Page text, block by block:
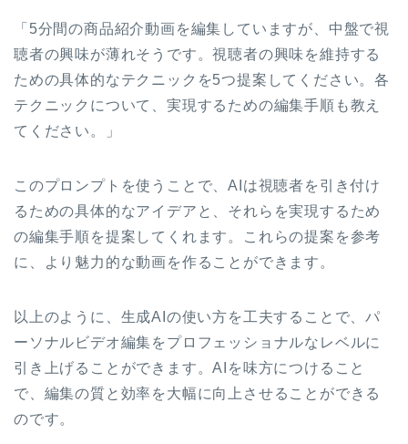
「5分間の商品紹介動画を編集していますが、中盤で視
聴者の興味が薄れそうです。視聴者の興味を維持する
ための具体的なテクニックを5つ提案してください。各
テクニックについて、実現するための編集手順も教え
てください。」
このプロンプトを使うことで、AIは視聴者を引き付け
るための具体的なアイデアと、それらを実現するため
の編集手順を提案してくれます。これらの提案を参考
に、より魅力的な動画を作ることができます。
以上のように、生成AIの使い方を工夫することで、パ
ーソナルビデオ編集をプロフェッショナルなレベルに
引き上げることができます。AIを味方につけること
で、編集の質と効率を大幅に向上させることができる
のです。